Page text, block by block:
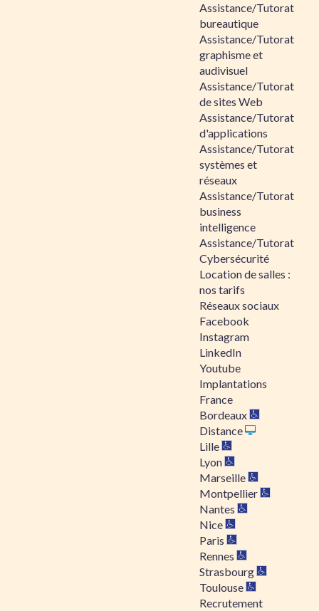
Assistance/Tutorat
bureautique
Assistance/Tutorat
graphisme et
audivisuel
Assistance/Tutorat
de sites Web
Assistance/Tutorat
d'applications
Assistance/Tutorat
systèmes et
réseaux
Assistance/Tutorat
business
intelligence
Assistance/Tutorat
Cybersécurité
Location de salles :
nos tarifs
Réseaux sociaux
Facebook
Instagram
LinkedIn
Youtube
Implantations
France
Bordeaux
Distance
Lille
Lyon
Marseille
Montpellier
Nantes
Nice
Paris
Rennes
Strasbourg
Toulouse
Recrutement